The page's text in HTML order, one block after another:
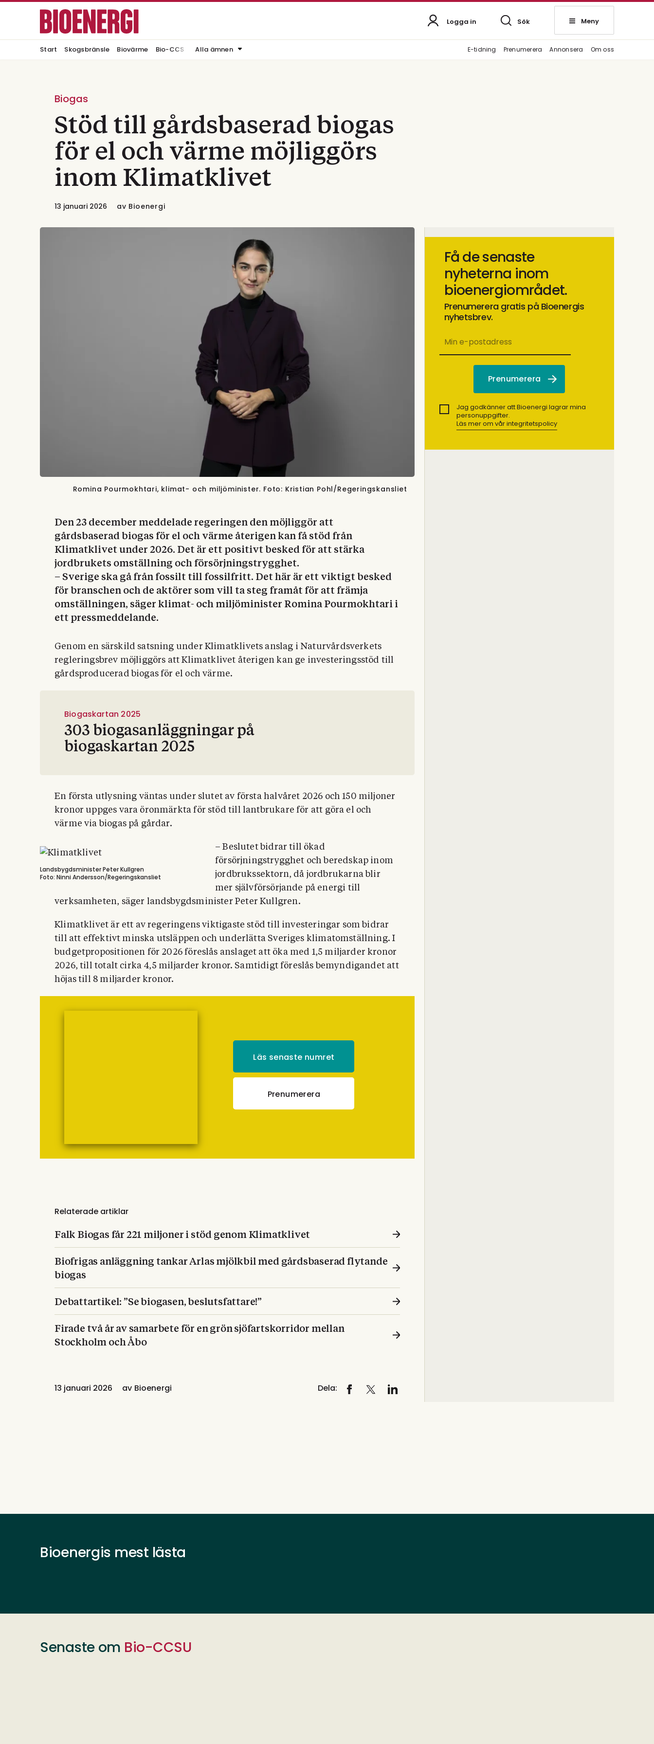
Logga in Sök Meny
Start Skogsbränsle Biovärme Bio-CCS Alla ämnen E-tidning Prenumerera Annonsera Om oss
Biogas
Stöd till gårdsbaserad biogas
för el och värme möjliggörs
inom Klimatklivet
13 januari 2026 av Bioenergi
Romina Pourmokhtari, klimat- och miljöminister. Foto: Kristian Pohl/Regeringskansliet
Den 23 december meddelade regeringen den möjliggör att
gårdsbaserad biogas för el och värme återigen kan få stöd från
Klimatklivet under 2026. Det är ett positivt besked för att stärka
jordbrukets omställning och försörjningstrygghet.
– Sverige ska gå från fossilt till fossilfritt. Det här är ett viktigt besked
för branschen och de aktörer som vill ta steg framåt för att främja
omställningen, säger klimat- och miljöminister Romina Pourmokhtari i
ett pressmeddelande.
Genom en särskild satsning under Klimatklivets anslag i Naturvårdsverkets
regleringsbrev möjliggörs att Klimatklivet återigen kan ge investeringsstöd till
gårdsproducerad biogas för el och värme.
Biogaskartan 2025
303 biogasanläggningar på
biogaskartan 2025
En första utlysning väntas under slutet av första halvåret 2026 och 150 miljoner
kronor uppges vara öronmärkta för stöd till lantbrukare för att göra el och
värme via biogas på gårdar.
Landsbygdsminister Peter Kullgren
Foto: Ninni Andersson/Regeringskansliet
– Beslutet bidrar till ökad
försörjningstrygghet och beredskap inom
jordbrukssektorn, då jordbrukarna blir
mer självförsörjande på energi till
verksamheten, säger landsbygdsminister Peter Kullgren.
Klimatklivet är ett av regeringens viktigaste stöd till investeringar som bidrar
till att effektivt minska utsläppen och underlätta Sveriges klimatomställning. I
budgetpropositionen för 2026 föreslås anslaget att öka med 1,5 miljarder kronor
2026, till totalt cirka 4,5 miljarder kronor. Samtidigt föreslås bemyndigandet att
höjas till 8 miljarder kronor.
Läs senaste numret
Prenumerera
Relaterade artiklar
Falk Biogas får 221 miljoner i stöd genom Klimatklivet
Biofrigas anläggning tankar Arlas mjölkbil med gårdsbaserad flytande
biogas
Debattartikel: ”Se biogasen, beslutsfattare!”
Firade två år av samarbete för en grön sjöfartskorridor mellan
Stockholm och Åbo
13 januari 2026 av Bioenergi Dela:
Få de senaste
nyheterna inom
bioenergiområdet.
Prenumerera gratis på Bioenergis
nyhetsbrev.
Jag godkänner att Bioenergi lagrar mina
personuppgifter.
Läs mer om vår integritetspolicy
Bioenergis mest lästa
Senaste om Bio-CCSU